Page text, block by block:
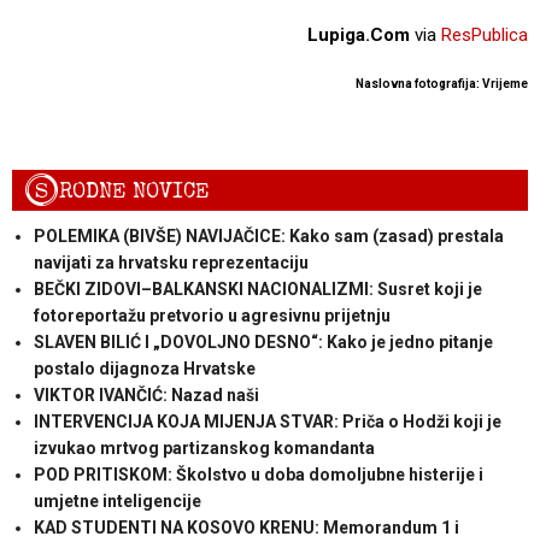
Lupiga.Com via ResPublica
Naslovna fotografija: Vrijeme
SRODNE NOVICE
POLEMIKA (BIVŠE) NAVIJAČICE: Kako sam (zasad) prestala
navijati za hrvatsku reprezentaciju
BEČKI ZIDOVI–BALKANSKI NACIONALIZMI: Susret koji je
fotoreportažu pretvorio u agresivnu prijetnju
SLAVEN BILIĆ I „DOVOLJNO DESNO“: Kako je jedno pitanje
postalo dijagnoza Hrvatske
VIKTOR IVANČIĆ: Nazad naši
INTERVENCIJA KOJA MIJENJA STVAR: Priča o Hodži koji je
izvukao mrtvog partizanskog komandanta
POD PRITISKOM: Školstvo u doba domoljubne histerije i
umjetne inteligencije
KAD STUDENTI NA KOSOVO KRENU: Memorandum 1 i